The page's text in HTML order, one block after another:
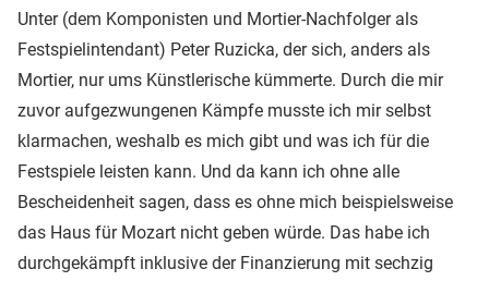
Unter (dem Komponisten und Mortier-Nachfolger als
Festspielintendant) Peter Ruzicka, der sich, anders als
Mortier, nur ums Künstlerische kümmerte. Durch die mir
zuvor aufgezwungenen Kämpfe musste ich mir selbst
klarmachen, weshalb es mich gibt und was ich für die
Festspiele leisten kann. Und da kann ich ohne alle
Bescheidenheit sagen, dass es ohne mich beispielsweise
das Haus für Mozart nicht geben würde. Das habe ich
durchgekämpft inklusive der Finanzierung mit sechzig